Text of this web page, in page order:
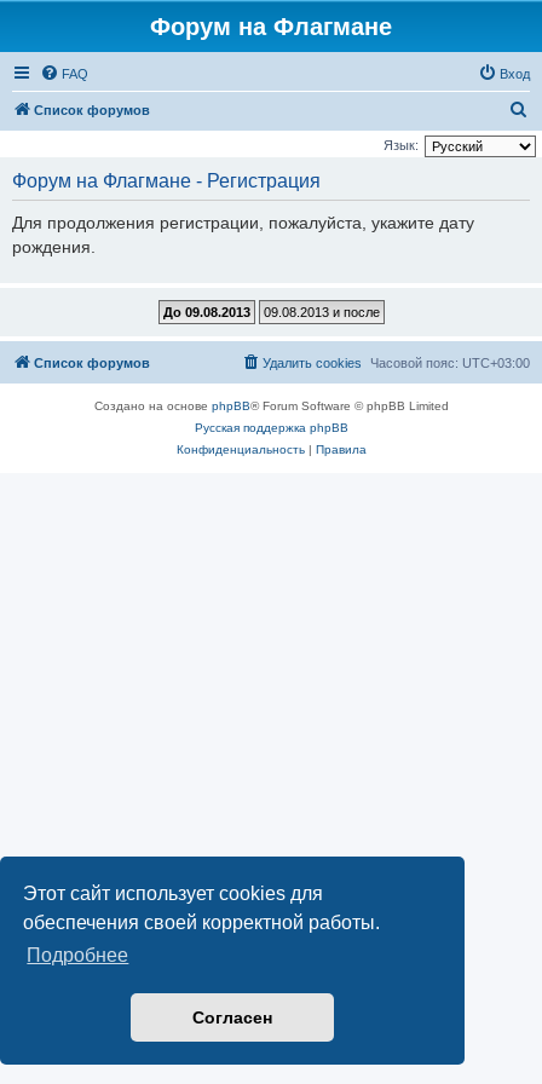
Этот сайт использует cookies для
обеспечения своей корректной работы.
Подробнее
Согласен
Форум на Флагмане
FAQ Вход
Список форумов
о
Язык:
Форум на Флагмане - Регистрация
Для продолжения регистрации, пожалуйста, укажите дату
рождения.
Список форумов Часовой пояс: UTC+03:00
Удалить cookies
Создано на основе phpBB® Forum Software © phpBB Limited
Русская поддержка phpBB
Конфиденциальность| Правила